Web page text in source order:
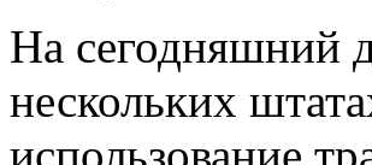
На сегодняшний
нескольких
использование